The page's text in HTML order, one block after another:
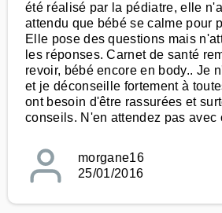
été réalisé par la pédiatre, elle
attendu que bébé se calme pour
Elle pose des questions mais
les réponses. Carnet de santé
revoir, bébé encore en body.. Je
et je déconseille fortement à
ont besoin d'être rassurées et
conseils. N'en attendez pas avec
morgane16
25/01/2016